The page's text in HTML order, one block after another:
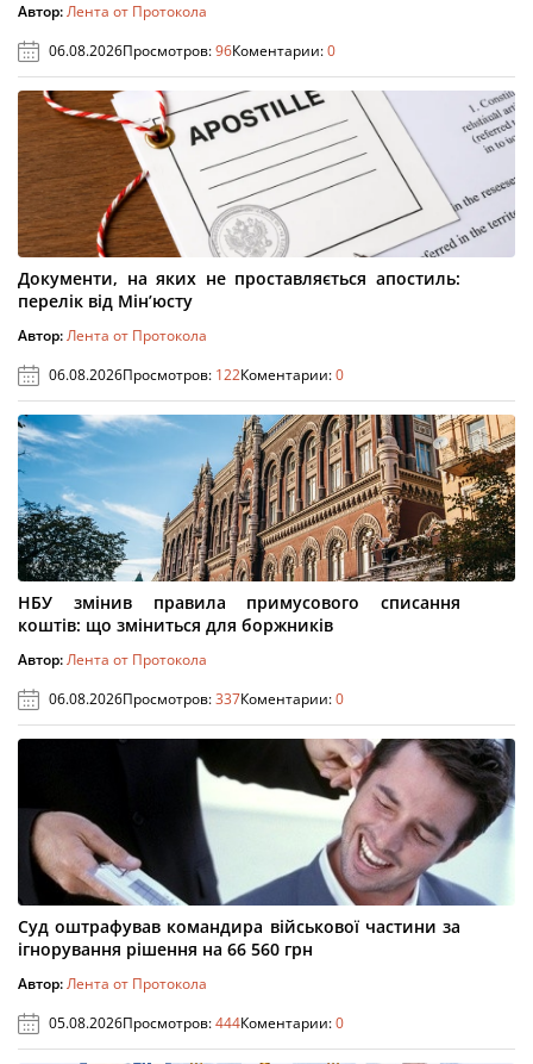
Автор:Лента от Протокола
06.08.2026Просмотров:96Коментарии:0
Документи, на яких не проставляється апостиль:
перелік від Мін’юсту
Автор:Лента от Протокола
06.08.2026Просмотров: 122Коментарии:0
НБУ змінив правила примусового списання
коштів: що зміниться для боржників
Автор:Лента от Протокола
06.08.2026Просмотров:337Коментарии:0
Суд оштрафував командира військової частини за
ігнорування рішення на 66 560 грн
Автор:Лента от Протокола
05.08.2026Просмотров:444Коментарии:0